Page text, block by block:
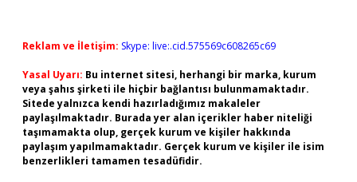
Reklam ve İletişim: Skype: live:.cid.575569c608265c69
Yasal Uyarı: Bu internet sitesi, herhangi bir marka, kurum
veya şahıs şirketi ile hiçbir bağlantısı bulunmamaktadır.
Sitede yalnızca kendi hazırladığımız makaleler
paylaşılmaktadır. Burada yer alan içerikler haber niteliği
taşımamakta olup, gerçek kurum ve kişiler hakkında
paylaşım yapılmamaktadır. Gerçek kurum ve kişiler ile isim
benzerlikleri tamamen tesadüfidir.